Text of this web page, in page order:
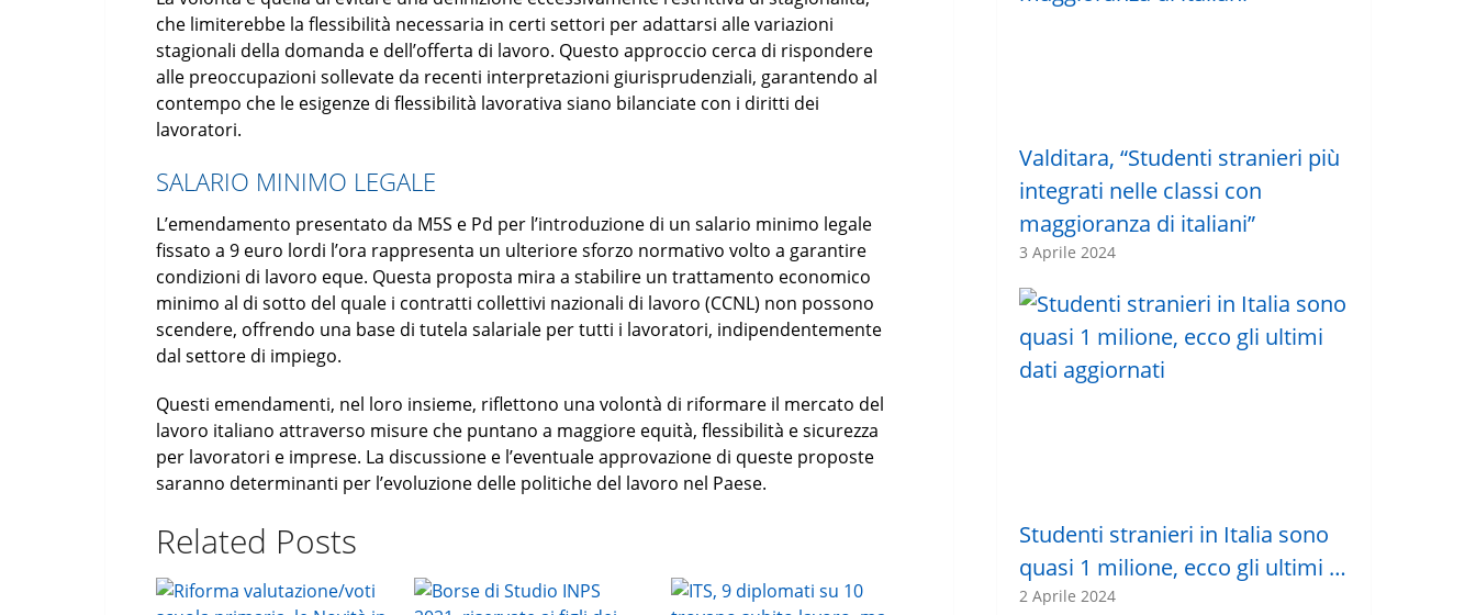
che limiterebbe la flessibilità necessaria in certi settori per adattarsi alle variazioni
stagionali della domanda e dell’offerta di lavoro. Questo approccio cerca di rispondere
alle preoccupazioni sollevate da recenti interpretazioni giurisprudenziali, garantendo al
contempo che le esigenze di flessibilità lavorativa siano bilanciate con i diritti dei
lavoratori.
SALARIO MINIMO LEGALE
L’emendamento presentato da M5S e Pd per l’introduzione di un salario minimo legale
fissato a 9 euro lordi l’ora rappresenta un ulteriore sforzo normativo volto a garantire
condizioni di lavoro eque. Questa proposta mira a stabilire un trattamento economico
minimo al di sotto del quale i contratti collettivi nazionali di lavoro (CCNL) non possono
scendere, offrendo una base di tutela salariale per tutti i lavoratori, indipendentemente
dal settore di impiego.
Questi emendamenti, nel loro insieme, riflettono una volontà di riformare il mercato del
lavoro italiano attraverso misure che puntano a maggiore equità, flessibilità e sicurezza
per lavoratori e imprese. La discussione e l’eventuale approvazione di queste proposte
saranno determinanti per l’evoluzione delle politiche del lavoro nel Paese.
Related Posts
Valditara, “Studenti stranieri più
integrati nelle classi con
maggioranza di italiani”
3 Aprile 2024
Studenti stranieri in Italia sono
quasi 1 milione, ecco gli ultimi …
2 Aprile 2024